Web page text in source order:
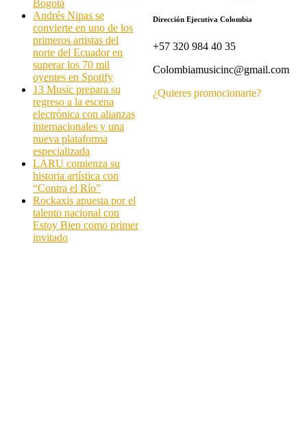
Bogotá
Andrés Nipas se
convierte en uno de los
primeros artistas del
norte del Ecuador en
superar los 70 mil
oyentes en Spotify
13 Music prepara su
regreso a la escena
electrónica con alianzas
internacionales y una
nueva plataforma
especializada
LARU comienza su
historia artística con
“Contra el Río”
Rockaxis apuesta por el
talento nacional con
Estoy Bien como primer
invitado
Dirección Ejecutiva Colombia
+57 320 984 40 35
Colombiamusicinc@gmail.com
¿Quieres promocionarte?